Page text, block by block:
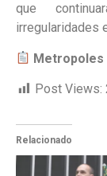
que
irregularidades
Metropoles
Post Views:
Relacionado